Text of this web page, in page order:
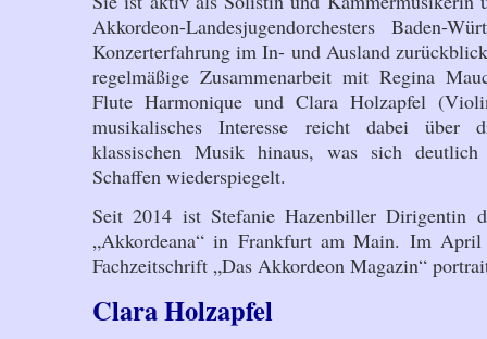
Akkordeon-Landesjugendorchesters Baden-
Konzerterfahrung im In- und Ausland
regelmäßige Zusammenarbeit mit Regina
Flute Harmonique und Clara Holzapfel
musikalisches Interesse reicht dabei über
klassischen Musik hinaus, was sich
Schaffen wiederspiegelt.
Seit 2014 ist Stefanie Hazenbiller Dirigentin
„Akkordeana“ in Frankfurt am Main. Im
Fachzeitschrift „Das Akkordeon Magazin“
Clara Holzapfel